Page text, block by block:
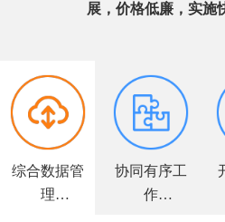
展，价格低廉，实施
综合数据管
理
协同有序工
作